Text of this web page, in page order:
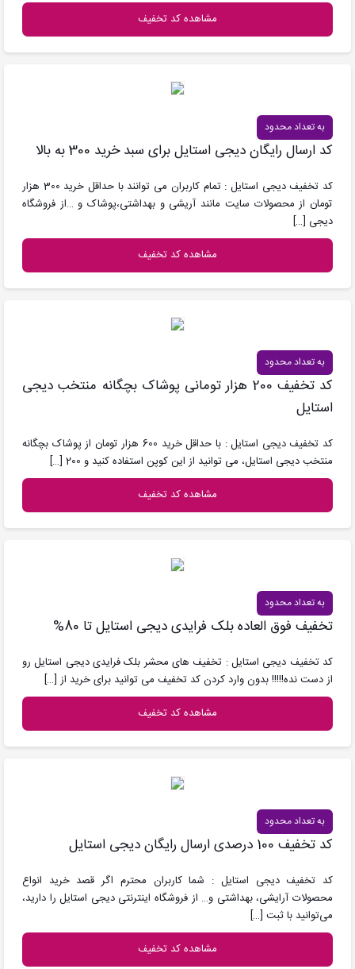
مشاهده کد تخفیف
به تعداد محدود
کد ارسال رایگان دیجی استایل برای سبد خرید 300 به بالا
کد تخفیف دیجی استایل : تمام کاربران می توانند با حداقل خرید 300 هزار
تومان از محصولات سایت مانند آریشی و بهداشتی،پوشاک و …از فروشگاه
دیجی […]
مشاهده کد تخفیف
به تعداد محدود
کد تخفیف 200 هزار تومانی پوشاک بچگانه منتخب دیجی
استایل
کد تخفیف دیجی استایل : با حداقل خرید 600 هزار تومان از پوشاک بچگانه
منتخب دیجی استایل، می توانید از این کوپن استفاده کنید و 200
[…]
مشاهده کد تخفیف
به تعداد محدود
تخفیف فوق العاده بلک فرایدی دیجی استایل تا 80%
کد تخفیف دیجی استایل : تخفیف های محشر بلک فرایدی دیجی استایل رو
از دست نده!!!!! بدون وارد کردن کد تخفیف می توانید برای خرید از […]
مشاهده کد تخفیف
به تعداد محدود
کد تخفیف 100 درصدی ارسال رایگان دیجی استایل
کد تخفیف دیجی استایل : شما کاربران محترم اگر قصد خرید انواع
محصولات آرایشی، بهداشتی و… از فروشگاه اینترنتی دیجی استایل را دارید،
می‌توانید با ثبت […]
مشاهده کد تخفیف